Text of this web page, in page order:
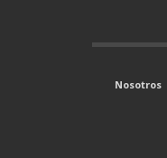
Nosotros